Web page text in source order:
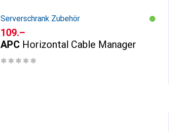
Serverschrank Zubehör
CHF
109.–
APC Horizontal Cable Manager